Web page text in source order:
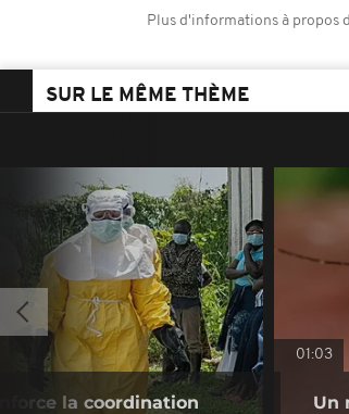
Plus d'informations à propos
SUR LE MÊME THÈME
la coordination
01:03
Un